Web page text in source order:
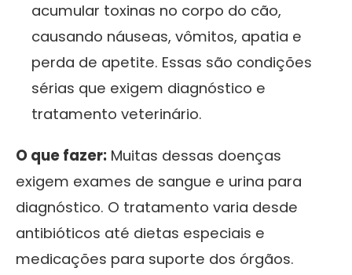
acumular toxinas no corpo do cão,
causando náuseas, vômitos, apatia e
perda de apetite. Essas são condições
sérias que exigem diagnóstico e
tratamento veterinário.
O que fazer: Muitas dessas doenças
exigem exames de sangue e urina para
diagnóstico. O tratamento varia desde
antibióticos até dietas especiais e
medicações para suporte dos órgãos.